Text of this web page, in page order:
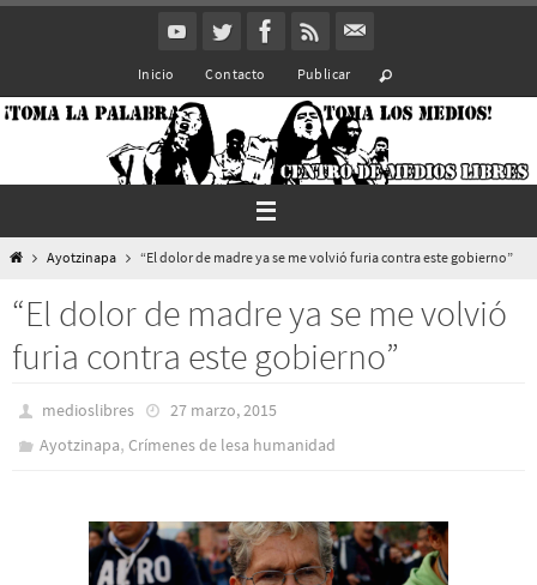
Inicio Contacto Publicar
InicioAyotzinapa “El dolor de madre ya se me volvió furia contra este gobierno”
“El dolor de madre ya se me volvió
furia contra este gobierno”
medioslibres
27 marzo, 2015
Ayotzinapa,Crímenes de lesa humanidad